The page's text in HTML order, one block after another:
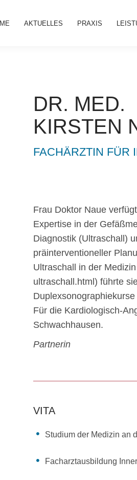
AKTUELLES PRAXIS
DR. MED.
KIRSTEN
FACHÄRZTIN FÜR
Frau Doktor Naue
Expertise in der
Diagnostik (Ultraschall)
präinterventioneller
Ultraschall in der
ultraschall.html) führte
Für die Kardiologisch-
Schwachhausen.
Partnerin
VITA
Studium der Medizin an
Facharztausbildung